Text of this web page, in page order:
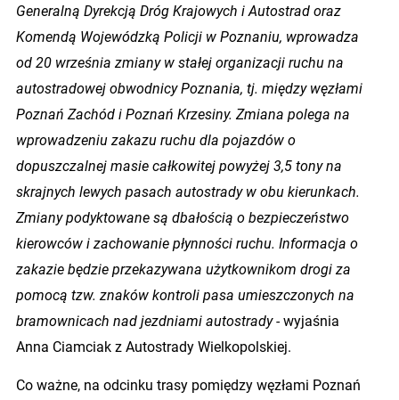
Generalną Dyrekcją Dróg Krajowych i Autostrad oraz
Komendą Wojewódzką Policji w Poznaniu, wprowadza
od 20 września zmiany w stałej organizacji ruchu na
autostradowej obwodnicy Poznania, tj. między węzłami
Poznań Zachód i Poznań Krzesiny. Zmiana polega na
wprowadzeniu zakazu ruchu dla pojazdów o
dopuszczalnej masie całkowitej powyżej 3,5 tony na
skrajnych lewych pasach autostrady w obu kierunkach.
Zmiany podyktowane są dbałością o bezpieczeństwo
kierowców i zachowanie płynności ruchu. Informacja o
zakazie będzie przekazywana użytkownikom drogi za
pomocą tzw. znaków kontroli pasa umieszczonych na
bramownicach nad jezdniami autostrady -wyjaśnia
Anna Ciamciak z Autostrady Wielkopolskiej.
Co ważne, na odcinku trasy pomiędzy węzłami Poznań